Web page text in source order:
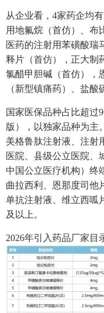
从企业看，4家药企均
用地氟烷（首仿）、布
医药的注射用苯磺酸瑞
释片（首仿），正大制
氯醋甲胆碱（首仿），
（新型镇痛药）、盐酸
国家医保品种占比超过
版），以独家品种为主
美格鲁肽注射液、注射
医院、县级公立医院、
中国公立医疗机构）终
曲拉西利、恩那度司他
单抗注射液、维立西呱
及以上。
2026年引入药品厂家目